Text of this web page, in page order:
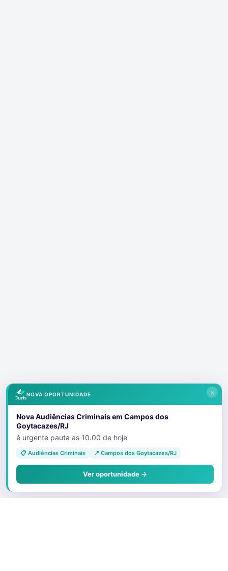
×
NOVA OPORTUNIDADE
Nova Audiências Criminais em Campos dos
Goytacazes/RJ
é urgente pauta as 10.00 de hoje
📋 Audiências Criminais 📍 Campos dos Goytacazes/RJ
Ver oportunidade →